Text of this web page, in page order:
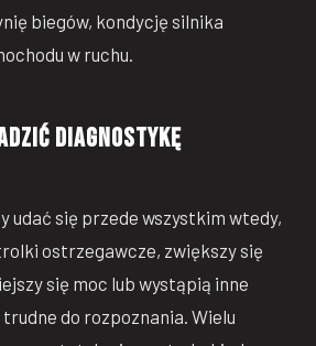
biegów, kondycję silnika
w ruchu.
diagnostykę
udać się przede wszystkim wtedy,
ostrzegawcze, zwiększy się
się moc lub wystąpią inne
do rozpoznania. Wielu